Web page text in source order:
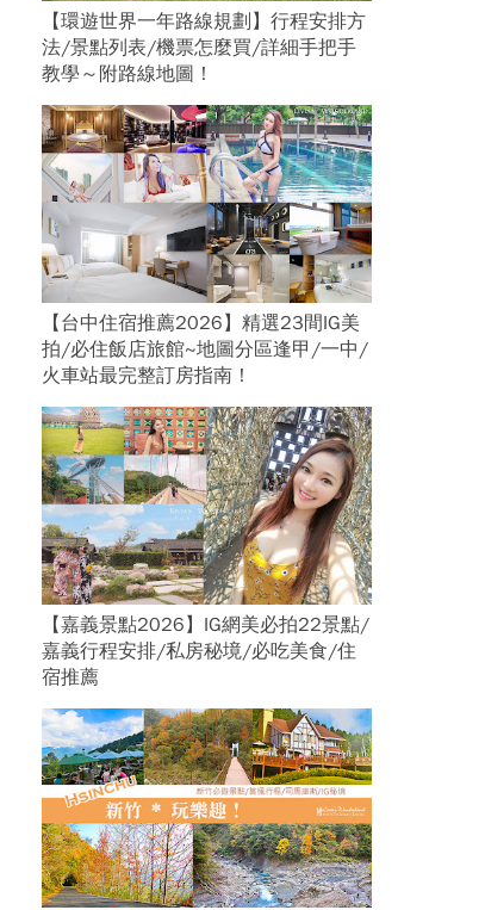
【環遊世界一年路線規劃】行程安排方
法/景點列表/機票怎麼買/詳細手把手
教學～附路線地圖！
【台中住宿推薦2026】精選23間IG美
拍/必住飯店旅館~地圖分區逢甲/一中/
火車站最完整訂房指南！
【嘉義景點2026】IG網美必拍22景點/
嘉義行程安排/私房秘境/必吃美食/住
宿推薦